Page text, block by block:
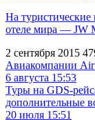
На
отеле мира — JW
2 сентября 2015
Авиакомпании Air
6 августа 15:53
Туры на GDS-
дополнительные
20 июля 15:51